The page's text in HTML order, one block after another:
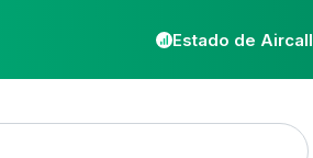
Estado de Aircall